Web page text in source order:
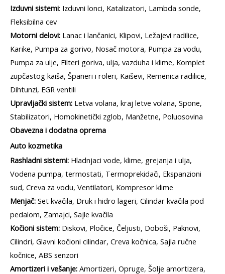
Izduvni sistemi: Izduvni lonci, Katalizatori, Lambda sonde,
Fleksibilna cev
Motorni delovi: Lanac i lančanici, Klipovi, Ležajevi radilice,
Karike, Pumpa za gorivo, Nosač motora, Pumpa za vodu,
Pumpa za ulje, Filteri goriva, ulja, vazduha i klime, Komplet
zupčastog kaiša, Španeri i roleri, Kaiševi, Remenica radilice,
Dihtunzi, EGR ventili
Upravljački sistem: Letva volana, kraj letve volana, Spone,
Stabilizatori, Homokinetički zglob, Manžetne, Poluosovina
Obavezna i dodatna oprema
Auto kozmetika
Rashladni sistemi: Hladnjaci vode, klime, grejanja i ulja,
Vodena pumpa, termostati, Termoprekidači, Ekspanzioni
sud, Creva za vodu, Ventilatori, Kompresor klime
Menjač: Set kvačila, Druk i hidro lageri, Cilindar kvačila pod
pedalom, Zamajci, Sajle kvačila
Kočioni sistem: Diskovi, Pločice, Čeljusti, Doboši, Paknovi,
Cilindri, Glavni kočioni cilindar, Creva kočnica, Sajla ručne
kočnice, ABS senzori
Amortizeri i vešanje: Amortizeri, Opruge, Šolje amortizera,